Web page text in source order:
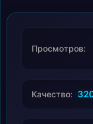
Просмотров:
Качество: